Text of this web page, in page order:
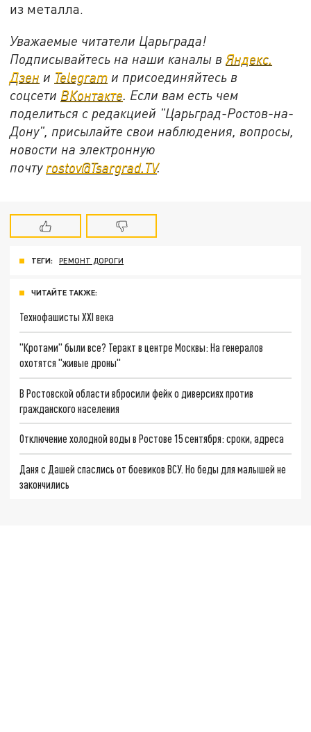
из металла.
Уважаемые читатели Царьграда!
Подписывайтесь на наши каналы вЯндекс.
Дзен и Telegram и присоединяйтесь в
соцсети ВКонтакте. Если вам есть чем
поделиться с редакцией "Царьград-Ростов-на-
Дону", присылайте свои наблюдения, вопросы,
новости на электронную
почту rostov@Tsargrad.ТV.
ТЕГИ: РЕМОНТ ДОРОГИ
ЧИТАЙТЕ ТАКЖЕ:
Технофашисты XXI века
"Кротами" были все? Теракт в центре Москвы: На генералов
охотятся "живые дроны"
В Ростовской области вбросили фейк о диверсиях против
гражданского населения
Отключение холодной воды в Ростове 15 сентября: сроки, адреса
Даня с Дашей спаслись от боевиков ВСУ. Но беды для малышей не
закончились